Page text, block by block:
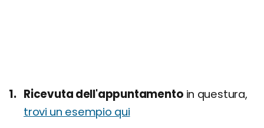
Ricevuta dell'appuntamento in questura,
trovi un esempio qui